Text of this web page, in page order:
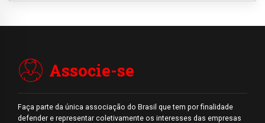
Associe-se
Faça parte da única associação do Brasil que tem por finalidade
defender e representar coletivamente os interesses das empresas